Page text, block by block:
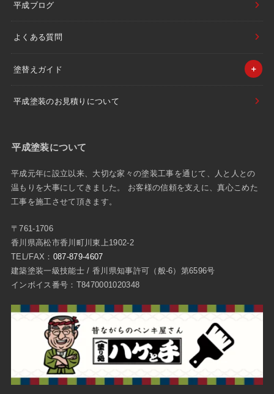
平成ブログ
よくある質問
塗替えガイド
平成塗装のお見積りについて
平成塗装について
平成元年に設立以来、大切な家々の塗装工事を通じて、人と人との
温もりを大事にしてきました。 お客様の信頼を支えに、真心こめた
工事を施工させて頂きます。
〒761-1706
香川県高松市香川町川東上1902-2
TEL/FAX： 087-879-4607
建築塗装一級技能士 / 香川県知事許可（般-6）第6596号
インボイス番号：T8470001020348